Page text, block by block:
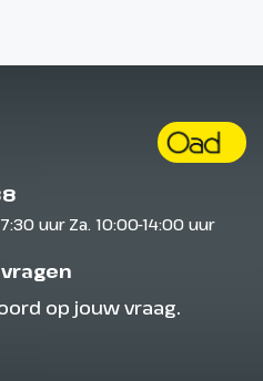
uur Za. 10:00-14:00 uur
op jouw vraag.